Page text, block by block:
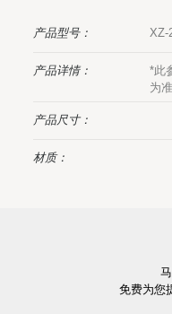
产品型号： XZ-
产品详情：
*此
为准
产品尺寸：
材质：
免费为您